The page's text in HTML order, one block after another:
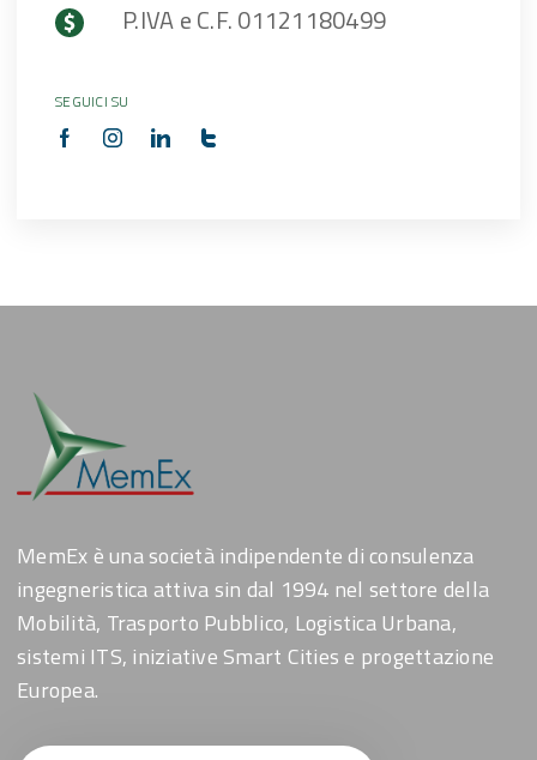
P.IVA e C.F. 01121180499
SEGUICI SU
MemEx è una società indipendente di consulenza
ingegneristica attiva sin dal 1994 nel settore della
Mobilità, Trasporto Pubblico, Logistica Urbana,
sistemi ITS, iniziative Smart Cities e progettazione
Europea.